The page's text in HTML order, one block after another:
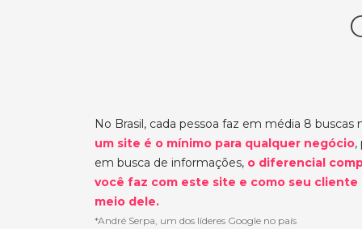
No Brasil, cada pessoa faz em média 8
um site é o mínimo para qualquer negócio,
em busca de informações, o diferencial
você faz com este site e como seu cliente
meio dele.
*André Serpa, um dos líderes Google no país